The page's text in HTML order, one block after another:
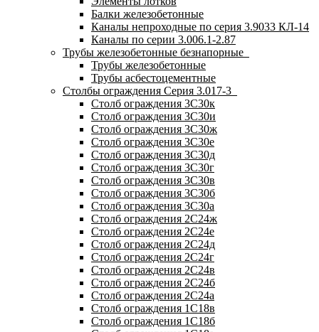
Балки железобетонные
Каналы непроходные по серия 3.9033 КЛ-14
Каналы по серии 3.006.1-2.87
Трубы железобетонные безнапорные
Трубы железобетонные
Трубы асбестоцементные
Столбы ограждения Серия 3.017-3
Столб ограждения 3С30к
Столб ограждения 3С30и
Столб ограждения 3С30ж
Столб ограждения 3С30е
Столб ограждения 3С30д
Столб ограждения 3С30г
Столб ограждения 3С30в
Столб ограждения 3С30б
Столб ограждения 3С30а
Столб ограждения 2С24ж
Столб ограждения 2С24е
Столб ограждения 2С24д
Столб ограждения 2С24г
Столб ограждения 2С24в
Столб ограждения 2С24б
Столб ограждения 2С24а
Столб ограждения 1С18в
Столб ограждения 1С18б